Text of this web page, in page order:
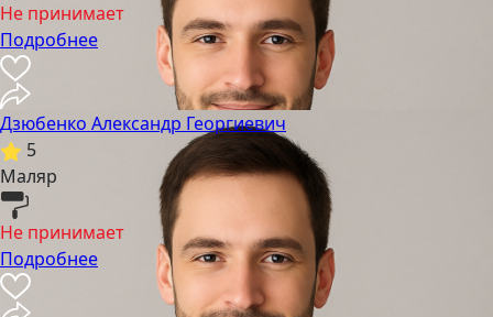
Не принимает
Подробнее
Дзюбенко Александр Георгиевич
5
Маляр
Не принимает
Подробнее